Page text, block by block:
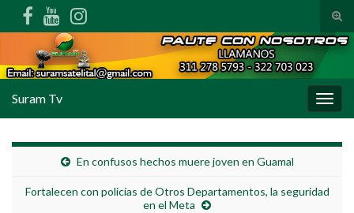
Suram Tv
En confusos hechos muere joven en Guamal
Fortalecen con policías de Otros Departamentos, la seguridad
en el Meta